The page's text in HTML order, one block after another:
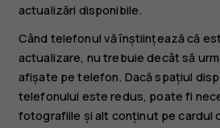
actualizări disponibile.
Când telefonul vă înștiințează că
actualizare, nu trebuie decât să
afișate pe telefon. Dacă spațiul
telefonului este redus, poate fi
fotografiile și alt conținut pe cardul